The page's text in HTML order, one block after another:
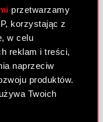
przetwarzamy
korzystając z
w celu
reklam i treści,
naprzeciw
produktów.
Twoich
Zarząd CD
(„Spółka”)
treść
2024